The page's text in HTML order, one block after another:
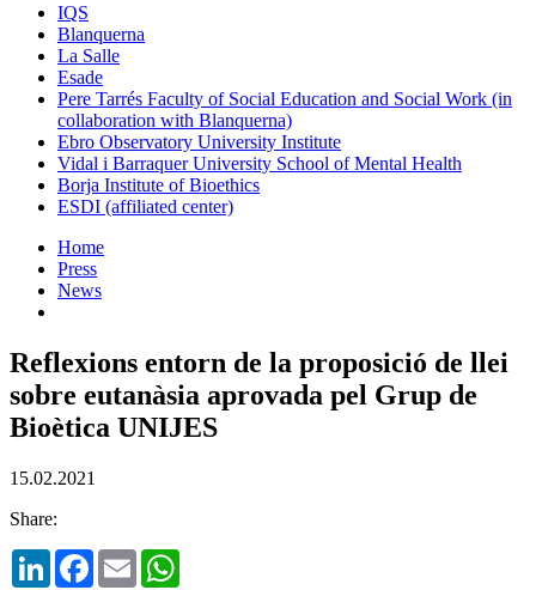
IQS
Blanquerna
La Salle
Esade
Pere Tarrés Faculty of Social Education and Social Work (in
collaboration with Blanquerna)
Ebro Observatory University Institute
Vidal i Barraquer University School of Mental Health
Borja Institute of Bioethics
ESDI (affiliated center)
Home
Press
News
Reflexions entorn de la proposició de llei
sobre eutanàsia aprovada pel Grup de
Bioètica UNIJES
15.02.2021
Share:
LinkedInFacebook
Email